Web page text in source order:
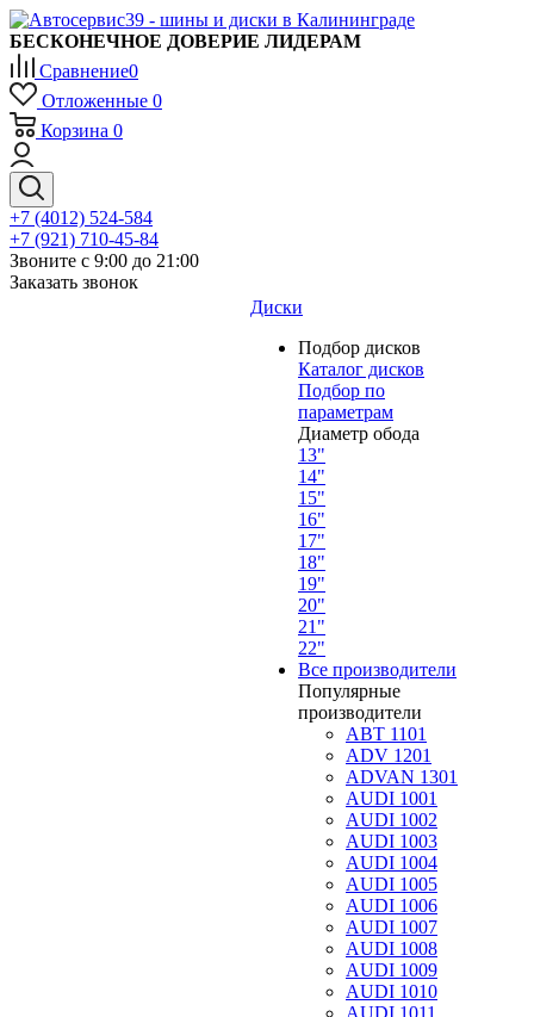
БЕСКОНЕЧНОЕ ДОВЕРИЕ ЛИДЕРАМ
Сравнение0
Отложенные 0
Корзина 0
+7 (4012) 524-584
+7 (921) 710-45-84
Звоните с 9:00 до 21:00
Заказать звонок
Диски
Подбор дисков
Каталог дисков
Подбор по
параметрам
Диаметр обода
13"
14"
15"
16"
17"
18"
19"
20"
21"
22"
Все производители
Популярные
производители
ABT 1101
ADV 1201
ADVAN 1301
AUDI 1001
AUDI 1002
AUDI 1003
AUDI 1004
AUDI 1005
AUDI 1006
AUDI 1007
AUDI 1008
AUDI 1009
AUDI 1010
AUDI 1011